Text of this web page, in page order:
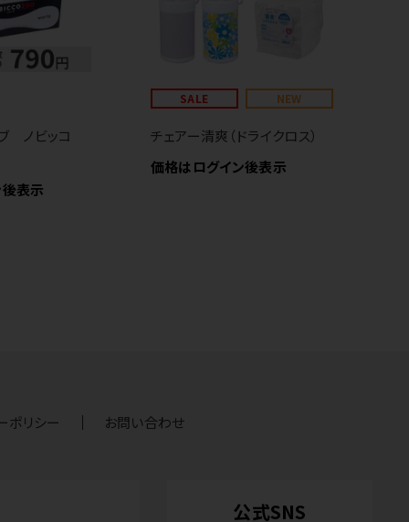
ノビッコ
表示
SALE NEW
チェアー清爽（ドライクロス）
価格はログイン後表示
ポリシー お問い合わせ
公式SNS